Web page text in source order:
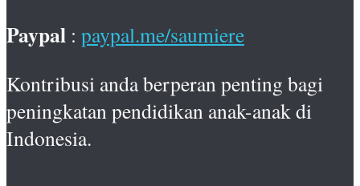
Paypal : paypal.me/saumiere
Kontribusi anda berperan penting bagi
peningkatan pendidikan anak-anak di
Indonesia.